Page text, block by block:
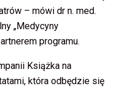
– mówi dr n. med.
„Medycyny
programu.
Książka na
która odbędzie się